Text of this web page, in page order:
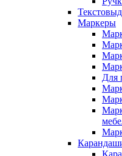
Маркеры
Для